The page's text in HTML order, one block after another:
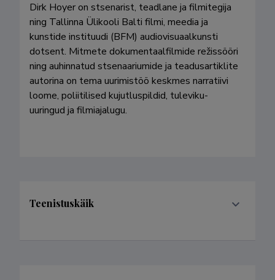
Dirk Hoyer on stsenarist, teadlane ja filmitegija
ning Tallinna Ülikooli Balti filmi, meedia ja
kunstide instituudi (BFM) audiovisuaalkunsti
dotsent. Mitmete dokumentaalfilmide režissööri
ning auhinnatud stsenaariumide ja teadusartiklite
autorina on tema uurimistöö keskmes narratiivi
loome, poliitilised kujutluspildid, tuleviku-
uuringud ja filmiajalugu.
Teenistuskäik